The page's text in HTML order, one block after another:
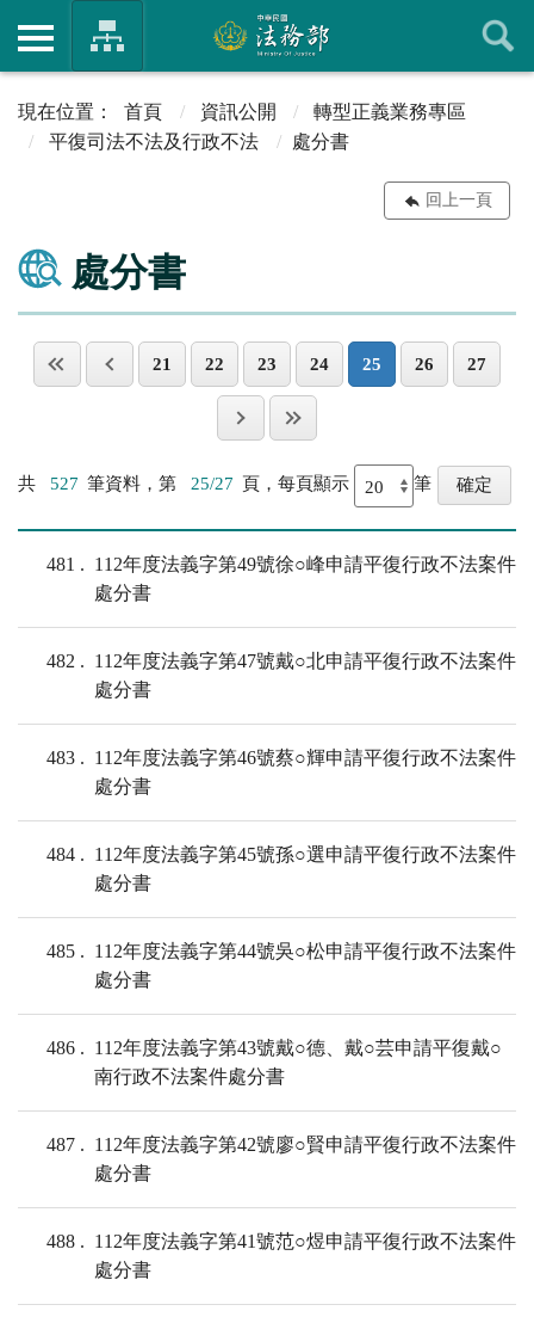
首頁 資訊公開
轉型正義業務專區
平復司法不法及行政不法
處分書
回上一頁
處分書
21 22 23 24 25 26 27
共 527 筆資料，第 25/27 頁，每頁顯示 筆
481
112年度法義字第49號徐○峰申請平復行政不法案件
處分書
482
112年度法義字第47號戴○北申請平復行政不法案件
處分書
483
112年度法義字第46號蔡○輝申請平復行政不法案件
處分書
484
112年度法義字第45號孫○選申請平復行政不法案件
處分書
485
112年度法義字第44號吳○松申請平復行政不法案件
處分書
486
112年度法義字第43號戴○德、戴○芸申請平復戴○
南行政不法案件處分書
487
112年度法義字第42號廖○賢申請平復行政不法案件
處分書
488
112年度法義字第41號范○煜申請平復行政不法案件
處分書